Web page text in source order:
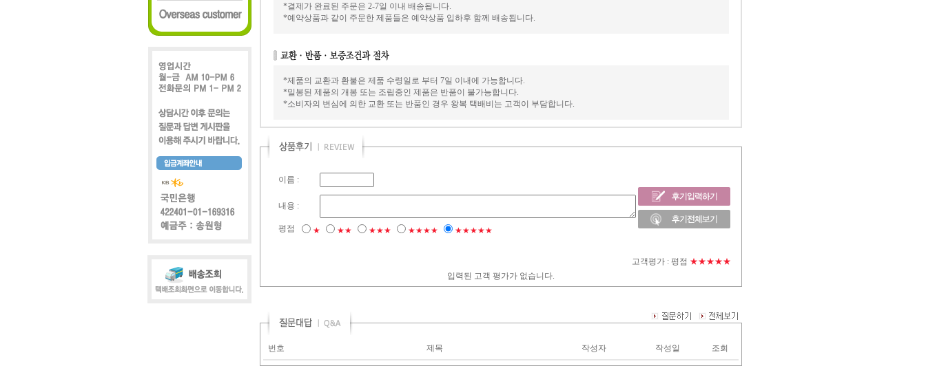
*결제가 완료된 주문은 2-7일 이내 배송됩니다.
*예약상품과 같이 주문한 제품들은 예약상품 입하후 함께 배송됩니다.
*제품의 교환과 환불은 제품 수령일로 부터 7일 이내에 가능합니다.
*밀봉된 제품의 개봉 또는 조립중인 제품은 반품이 불가능합니다.
*소비자의 변심에 의한 교환 또는 반품인 경우 왕복 택배비는 고객이 부담합니다.
이름 :
내용 :
평점 ★ ★★ ★★★ ★★★★ ★★★★★
고객평가 : 평점 ★★★★★
입력된 고객 평가가 없습니다.
번호 제목 작성자 작성일 조회